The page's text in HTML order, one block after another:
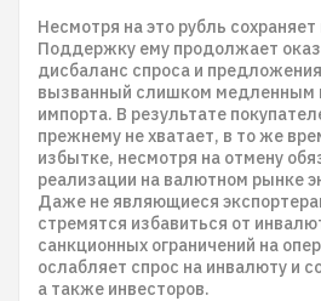
Несмотря на это рубль
Поддержку ему продолжает
дисбаланс спроса и
вызванный слишком медленным
импорта. В результате
прежнему не хватает, в то же
избытке, несмотря на отмену
реализации на валютном рынке
Даже не являющиеся
стремятся избавиться от
санкционных ограничений на
ослабляет спрос на инвалюту и
а также инвесторов.